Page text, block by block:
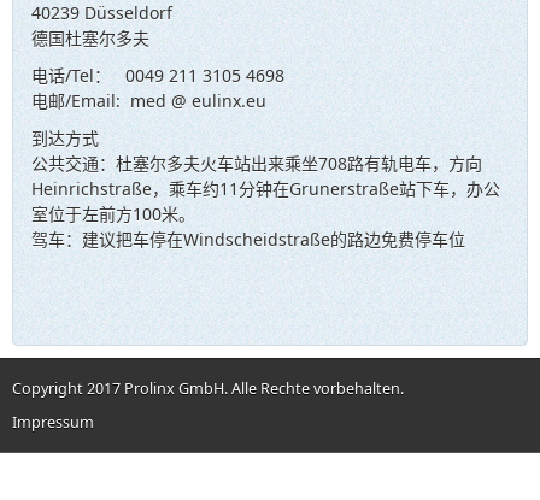
40239 Düsseldorf
德国杜塞尔多夫
电话/Tel： 0049 211 3105 4698
电邮/Email: med @ eulinx.eu
到达方式
公共交通：杜塞尔多夫火车站出来乘坐708路有轨电车，方向
Heinrichstraße，乘车约11分钟在Grunerstraße站下车，办公
室位于左前方100米。
驾车：建议把车停在Windscheidstraße的路边免费停车位
Copyright 2017 Prolinx GmbH. Alle Rechte vorbehalten.
Impressum